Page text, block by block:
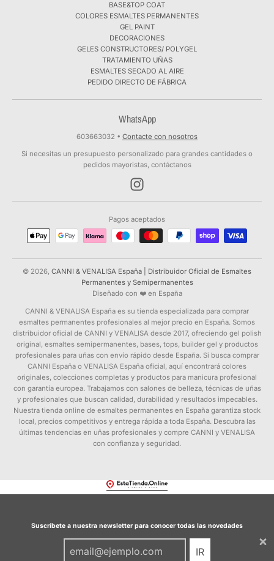
Suscríbete a nuestra newsletter para conocer todas las novedades
IR
BASE&TOP COAT
COLORES ESMALTES PERMANENTES
GEL PAINT
DECORACIONES
GELES CONSTRUCTORES/ POLYGEL
TRATAMIENTO UÑAS
ESMALTES SECADO AL AIRE
PEDIDO DIRECTO DE FÁBRICA
WhatsApp
603663032 • Contacte con nosotros
Si necesitas un presupuesto personalizado para grandes cantidades o
pedidos mayoristas, contáctanos
Pagos aceptados
© 2026, CANNI & VENALISA España | Distribuidor Oficial de Esmaltes
Permanentes y Semipermanentes
Diseñado con ❤️ en España
CANNI & VENALISA España es su tienda especializada para comprar
esmaltes permanentes profesionales al mejor precio en España. Somos
distribuidor oficial de CANNI y VENALISA desde 2017, ofreciendo gel polish
original, esmaltes semipermanentes, bases, tops, builder gel y productos
profesionales para uñas con envío rápido desde España. Si busca comprar
CANNI España o VENALISA España oficial, aquí encontrará colores
originales, colecciones completas y productos para manicura profesional
con garantía europea. Trabajamos con salones de belleza, técnicas de uñas
y profesionales que buscan calidad, durabilidad y resultados impecables.
Nuestra tienda online de esmaltes permanentes en España garantiza stock
local, precios competitivos y entrega rápida a toda España. Descubra las
últimas tendencias en uñas profesionales y compre CANNI y VENALISA
con confianza y seguridad.